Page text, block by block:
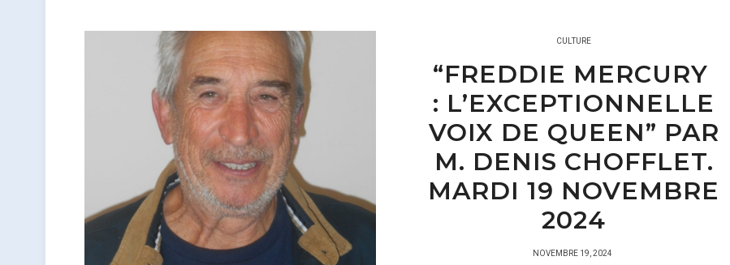
CULTURE
“FREDDIE MERCURY
: L’EXCEPTIONNELLE
VOIX DE QUEEN” PAR
M. DENIS CHOFFLET.
MARDI 19 NOVEMBRE
2024
PUBLIÉ
NOVEMBRE 19, 2024